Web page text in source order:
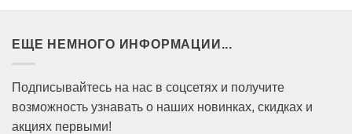
ЕЩЕ НЕМНОГО ИНФОРМАЦИИ...
Подписывайтесь на нас в соцсетях и получите
возможность узнавать о наших новинках, скидках и
акциях первыми!